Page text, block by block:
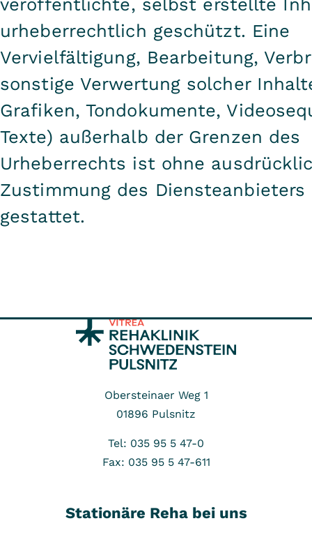
veröffentlichte, selbst erstellte
urheberrechtlich geschützt. Eine
Vervielfältigung, Bearbeitung,
sonstige Verwertung solcher
Grafiken, Tondokumente,
Texte) außerhalb der Grenzen des
Urheberrechts ist ohne
Zustimmung des
gestattet.
Obersteinaer Weg 1
01896 Pulsnitz
Tel: 035 95 5 47-0
Fax: 035 95 5 47-611
Stationäre Reha bei uns